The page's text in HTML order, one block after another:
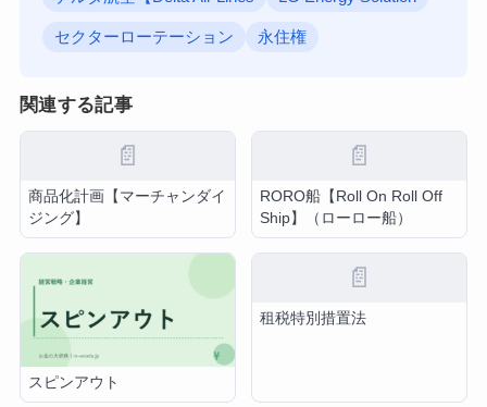
セクターローテーション 永住権
関連する記事
📄
商品化計画【マーチャンダイ
ジング】
📄
RORO船【Roll On Roll Off
Ship】（ローロー船）
スピンアウト
📄
租税特別措置法